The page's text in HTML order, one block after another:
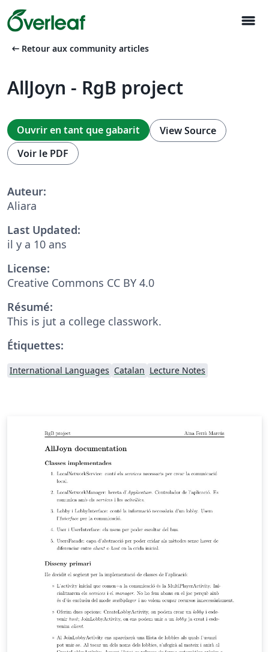
menu
arrow_left_alt Retour aux community articles
AllJoyn - RgB project
Ouvrir en tant que gabarit
View Source
Voir le PDF
Auteur:
Aliara
Last Updated:
il y a 10 ans
License:
Creative Commons CC BY 4.0
Résumé:
This is jut a college classwork.
Étiquettes:
International Languages Catalan Lecture Notes